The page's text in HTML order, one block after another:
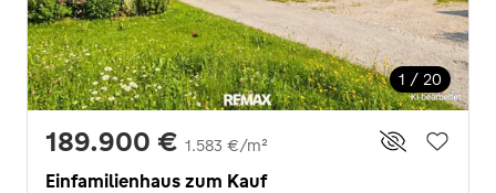
1 / 20
189.900 € 1.583 €/m²
Einfamilienhaus zum Kauf